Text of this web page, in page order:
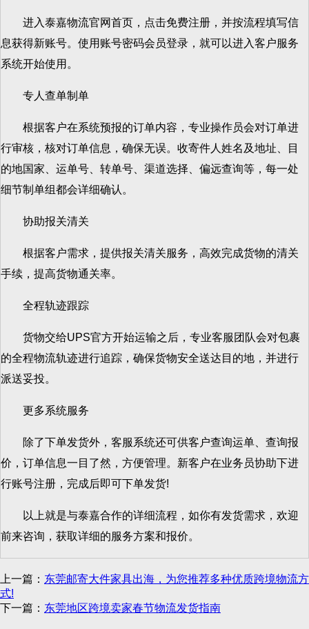
进入泰嘉物流官网首页，点击免费注册，并按流程填写信
息获得新账号。使用账号密码会员登录，就可以进入客户服务
系统开始使用。
专人查单制单
根据客户在系统预报的订单内容，专业操作员会对订单进
行审核，核对订单信息，确保无误。收寄件人姓名及地址、目
的地国家、运单号、转单号、渠道选择、偏远查询等，每一处
细节制单组都会详细确认。
协助报关清关
根据客户需求，提供报关清关服务，高效完成货物的清关
手续，提高货物通关率。
全程轨迹跟踪
货物交给UPS官方开始运输之后，专业客服团队会对包裹
的全程物流轨迹进行追踪，确保货物安全送达目的地，并进行
派送妥投。
更多系统服务
除了下单发货外，客服系统还可供客户查询运单、查询报
价，订单信息一目了然，方便管理。新客户在业务员协助下进
行账号注册，完成后即可下单发货!
以上就是与泰嘉合作的详细流程，如你有发货需求，欢迎
前来咨询，获取详细的服务方案和报价。
上一篇： 东莞邮寄大件家具出海，为您推荐多种优质跨境物流方
式!
下一篇： 东莞地区跨境卖家春节物流发货指南